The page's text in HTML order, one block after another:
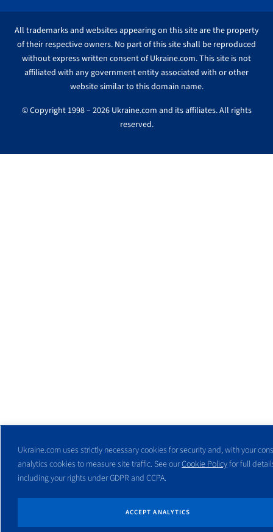
Ukraine.com uses strictly necessary cookies for security and, with your
analytics cookies to measure site traffic. See ourCookie Policyfor full
including your rights under GDPR and CCPA.
ACCEPT ANALYTICS
All trademarks and websites appearing on this site are the property
of their respective owners. No part of this site shall be reproduced
without express written consent of Ukraine.com. This site is not
affiliated with any government entity associated with or other
website similar to this domain name.
© Copyright 1998 – 2026 Ukraine.com and its affiliates. All rights
reserved.